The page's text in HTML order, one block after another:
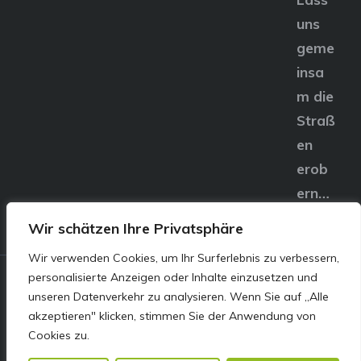
Wir schätzen Ihre Privatsphäre
Wir verwenden Cookies, um Ihr Surferlebnis zu verbessern,
personalisierte Anzeigen oder Inhalte einzusetzen und
unseren Datenverkehr zu analysieren. Wenn Sie auf „Alle
akzeptieren" klicken, stimmen Sie der Anwendung von
Cookies zu.
uns
geme
insa
m die
Straß
en
erob
ern…
© E&S Motors GmbH,
Linzer Straße 83 4240
Freistadt